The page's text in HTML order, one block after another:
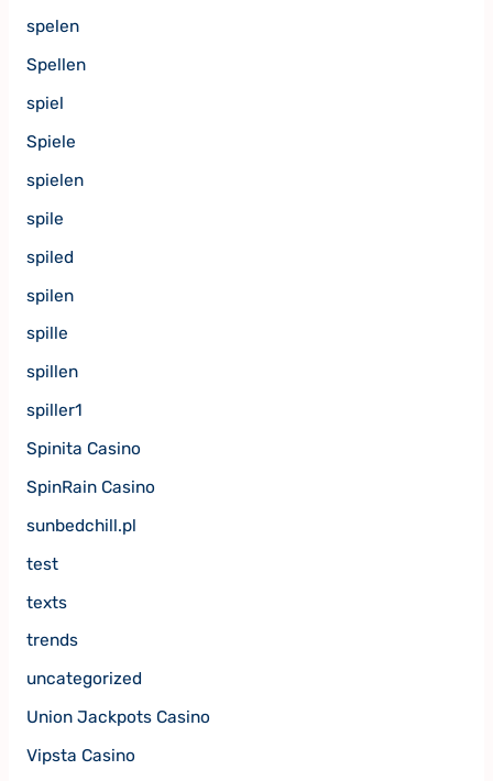
spelen
Spellen
spiel
Spiele
spielen
spile
spiled
spilen
spille
spillen
spiller1
Spinita Casino
SpinRain Casino
sunbedchill.pl
test
texts
trends
uncategorized
Union Jackpots Casino
Vipsta Casino